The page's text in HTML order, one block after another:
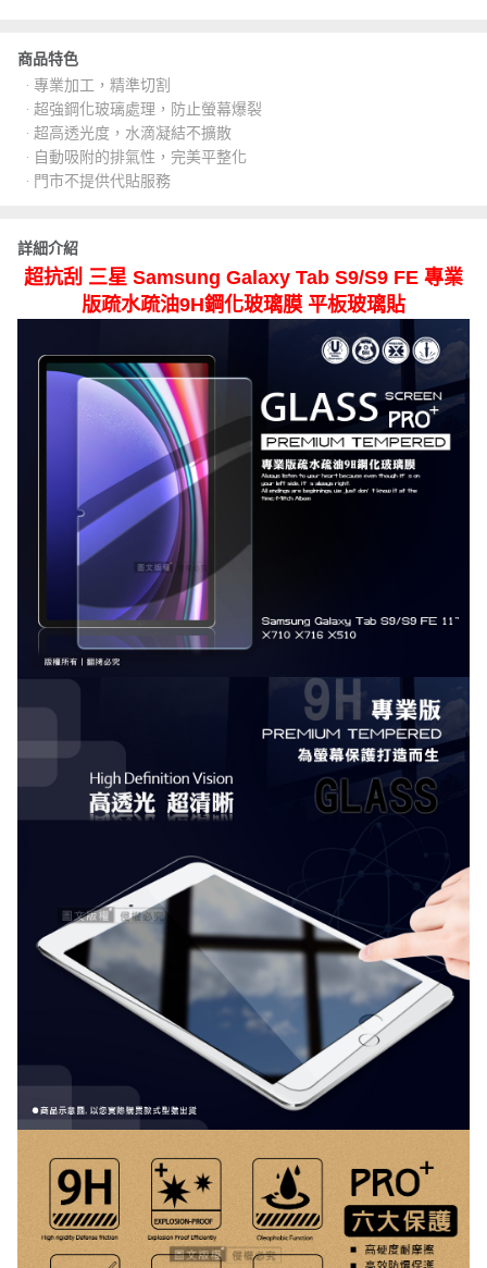
商品特色
‧ 專業加工，精準切割
‧ 超強鋼化玻璃處理，防止螢幕爆裂
‧ 超高透光度，水滴凝結不擴散
‧ 自動吸附的排氣性，完美平整化
‧ 門市不提供代貼服務
詳細介紹
超抗刮 三星 Samsung Galaxy Tab S9/S9 FE 專業
版疏水疏油9H鋼化玻璃膜 平板玻璃貼